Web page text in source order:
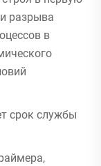
разрыва
в
срок службы